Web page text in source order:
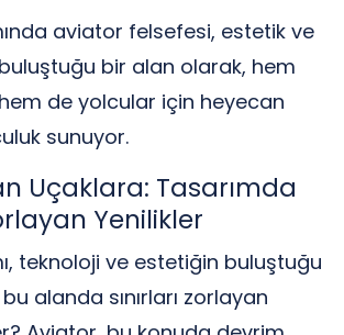
aviator felsefesi, estetik ve
bir alan olarak, hem
de yolcular için heyecan
sunuyor.
Uçaklara: Tasarımda
Yenilikler
teknoloji ve estetiğin buluştuğu
alanda sınırları zorlayan